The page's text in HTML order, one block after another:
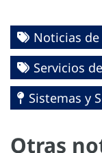
Noticias
Servicios
Sistemas y
Otras